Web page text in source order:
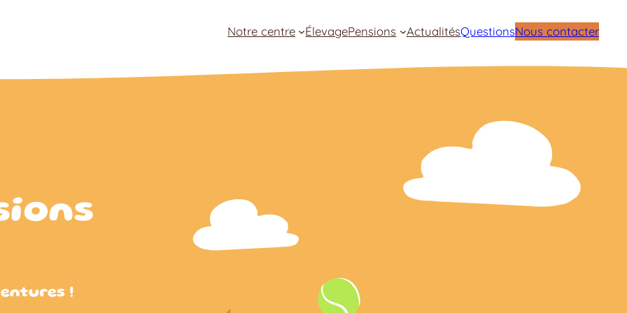
Notre centre ÉlevagePensions ActualitésQuestionsNous contacter
!